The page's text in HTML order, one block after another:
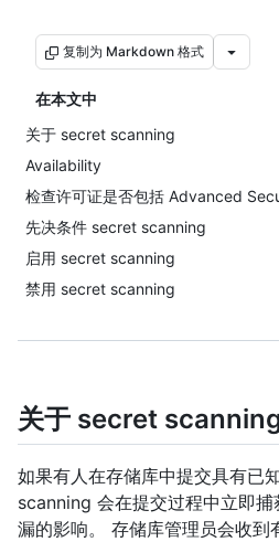
复制为 Markdown 格式
在本文中
关于 secret scanning
Availability
检查许可证是否包括 Advanced
先决条件 secret scanning
启用 secret scanning
禁用 secret scanning
关于 secret
如果有人在存储库中提交具有已
scanning 会在提交过程中立即
漏的影响。 存储库管理员会收到